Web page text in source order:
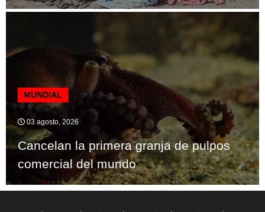
MUNDIAL
03 agosto, 2026
Cancelan la primera granja de pulpos
comercial del mundo